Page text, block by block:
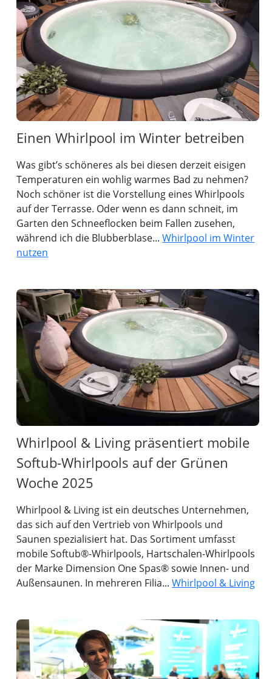
Einen Whirlpool im Winter betreiben
Was gibt’s schöneres als bei diesen derzeit eisigen
Temperaturen ein wohlig warmes Bad zu nehmen?
Noch schöner ist die Vorstellung eines Whirlpools
auf der Terrasse. Oder wenn es dann schneit, im
Garten den Schneeflocken beim Fallen zusehen,
während ich die Blubberblase...Whirlpool im Winter
nutzen
Whirlpool & Living präsentiert mobile
Softub-Whirlpools auf der Grünen
Woche 2025
Whirlpool & Living ist ein deutsches Unternehmen,
das sich auf den Vertrieb von Whirlpools und
Saunen spezialisiert hat. Das Sortiment umfasst
mobile Softub®-Whirlpools, Hartschalen-Whirlpools
der Marke Dimension One Spas® sowie Innen- und
Außensaunen. In mehreren Filia...Whirlpool & Living